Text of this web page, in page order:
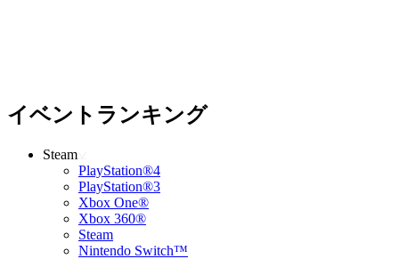
イベントランキング
Steam
PlayStation®4
PlayStation®3
Xbox One®
Xbox 360®
Steam
Nintendo Switch™